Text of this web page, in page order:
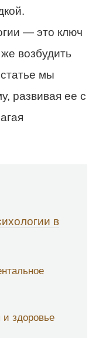
— это ключ
возбудить
мы
развивая ее с
в
здоровье